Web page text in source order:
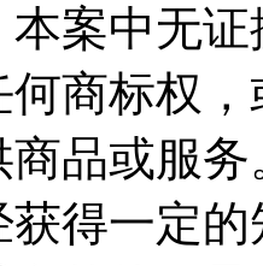
案中无
商标权
商品或服
得一定